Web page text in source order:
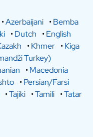
•Azerbaijani •Bemba
•Dutch •English
•Khmer •Kiga
Turkey)
•Macedonia
•Persian/Farsi
•Tajiki •Tamili •Tatar